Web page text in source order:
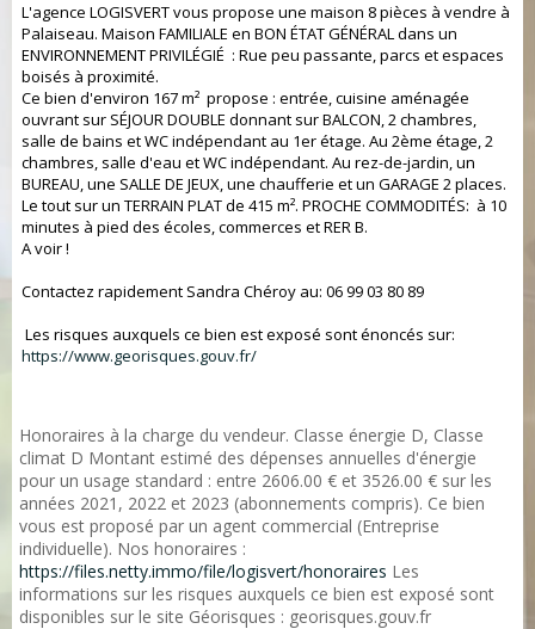
L'agence LOGISVERT vous propose une maison 8 pièces à vendre à
Palaiseau. Maison FAMILIALE en BON ÉTAT GÉNÉRAL dans un
ENVIRONNEMENT PRIVILÉGIÉ : Rue peu passante, parcs et espaces
boisés à proximité.
Ce bien d'environ 167 m² propose : entrée, cuisine aménagée
ouvrant sur SÉJOUR DOUBLE donnant sur BALCON, 2 chambres,
salle de bains et WC indépendant au 1er étage. Au 2ème étage, 2
chambres, salle d'eau et WC indépendant. Au rez-de-jardin, un
BUREAU, une SALLE DE JEUX, une chaufferie et un GARAGE 2 places.
Le tout sur un TERRAIN PLAT de 415 m². PROCHE COMMODITÉS: à 10
minutes à pied des écoles, commerces et RER B.
A voir !
Contactez rapidement Sandra Chéroy au: 06 99 03 80 89
Les risques auxquels ce bien est exposé sont énoncés sur:
https://www.georisques.gouv.fr/
Honoraires à la charge du vendeur. Classe énergie D, Classe
climat D Montant estimé des dépenses annuelles d'énergie
pour un usage standard : entre 2606.00 € et 3526.00 € sur les
années 2021, 2022 et 2023 (abonnements compris). Ce bien
vous est proposé par un agent commercial (Entreprise
individuelle). Nos honoraires :
https://files.netty.immo/file/logisvert/honoraires Les
informations sur les risques auxquels ce bien est exposé sont
disponibles sur le site Géorisques : georisques.gouv.fr